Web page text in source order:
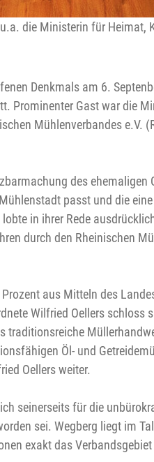
die Ministerin für
Denkmals am 6.
Prominenter Gast war die
Mühlenverbandes e.V.
des
passt und die
in ihrer Rede
durch den Rheinischen
aus Mitteln des
Wilfried Oellers
Öl- und
Oellers weiter.
seinerseits für die
sei. Wegberg liegt im
exakt das